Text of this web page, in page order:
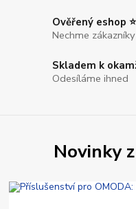
Ověřený eshop
Nechme
Skladem k
Odesíláme ihned
Novinky